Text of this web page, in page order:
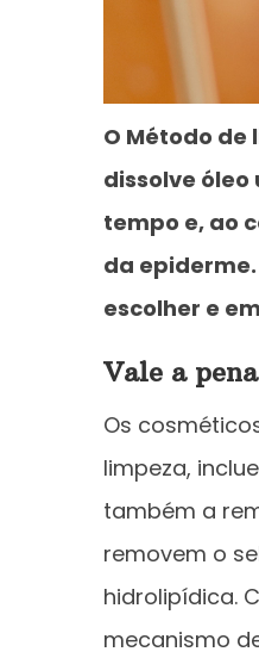
O Método de
dissolve óleo
tempo e, ao
da epiderme.
escolher e
Vale a
Os
limpeza,
também a
removem o
hidrolipídica.
mecanismo